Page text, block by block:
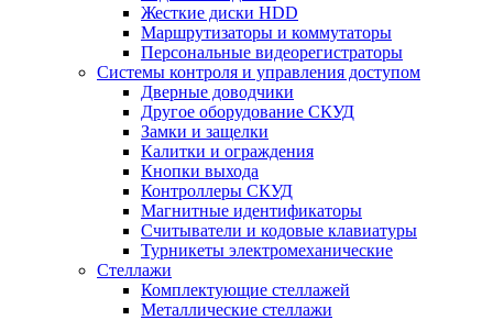
Жесткие диски HDD
Маршрутизаторы и коммутаторы
Персональные видеорегистраторы
Системы контроля и управления доступом
Дверные доводчики
Другое оборудование СКУД
Замки и защелки
Калитки и ограждения
Кнопки выхода
Контроллеры СКУД
Магнитные идентификаторы
Считыватели и кодовые клавиатуры
Турникеты электромеханические
Стеллажи
Комплектующие стеллажей
Металлические стеллажи